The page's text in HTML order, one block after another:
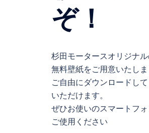
ぞ！
杉田モータースオリジナ
無料壁紙をご用意いたし
ご自由にダウンロードして
いただけます。
ぜひお使いのスマートフ
ご使用ください